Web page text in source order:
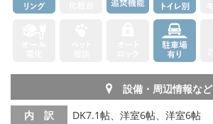
設備・周辺情報など
内 訳
DK7.1帖、洋室6帖、洋室6帖